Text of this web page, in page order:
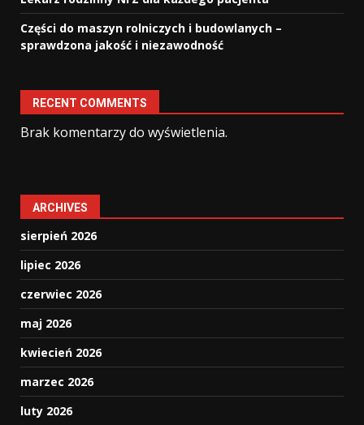
Części do maszyn rolniczych i budowlanych –
sprawdzona jakość i niezawodność
RECENT COMMENTS
Brak komentarzy do wyświetlenia.
ARCHIVES
sierpień 2026
lipiec 2026
czerwiec 2026
maj 2026
kwiecień 2026
marzec 2026
luty 2026